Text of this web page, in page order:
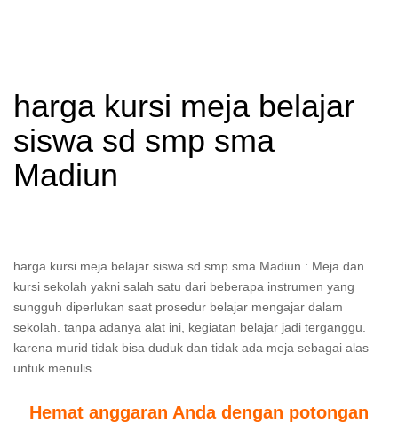
harga kursi meja belajar
siswa sd smp sma
Madiun
harga kursi meja belajar siswa sd smp sma Madiun : Meja dan
kursi sekolah yakni salah satu dari beberapa instrumen yang
sungguh diperlukan saat prosedur belajar mengajar dalam
sekolah. tanpa adanya alat ini, kegiatan belajar jadi terganggu.
karena murid tidak bisa duduk dan tidak ada meja sebagai alas
untuk menulis.
Hemat anggaran Anda dengan potongan